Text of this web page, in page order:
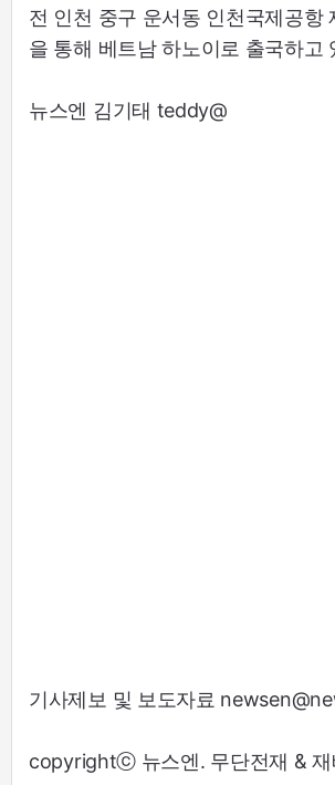
전 인천 중구 운서동 인천국제공항
을 통해 베트남 하노이로 출국하고
뉴스엔 김기태 teddy@
기사제보 및 보도자료
copyrightⓒ 뉴스엔. 무단전재 & 재